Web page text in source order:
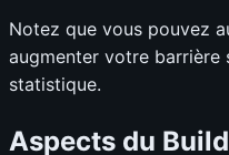
Notez que vous pouvez
augmenter votre barrière
statistique.
Aspects du Build